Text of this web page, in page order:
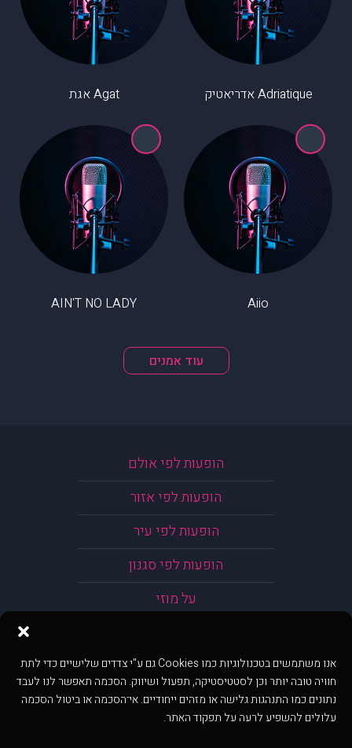
אנו משתמשים בטכנולוגיות כמו Cookies גם ע"י צדדים שלישיים כדי לתת
חוויה טובה יותר וכן לסטטיסטיקה, תפעול ושיווק. הסכמה תאפשר לנו לעבד
נתונים כמו התנהגות גלישה או מזהים ייחודיים. אי־הסכמה או ביטול הסכמה
עלולים להשפיע לרעה על תפקוד האתר.
Adriatique אדריאטיק Agat אגת
Aiio
AIN'T NO LADY
עוד אמנים
הופעות לפי אולם
הופעות לפי אזור
הופעות לפי עיר
הופעות לפי סגנון
על מוזי